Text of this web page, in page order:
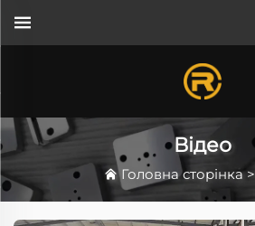
Відео
Головна сторінка>